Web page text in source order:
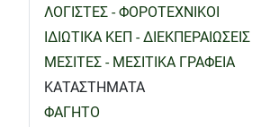
ΛΟΓΙΣΤΕΣ - ΦΟΡΟΤΕΧΝΙΚΟΙ
ΙΔΙΩΤΙΚΑ ΚΕΠ - ΔΙΕΚΠΕΡΑΙΩΣΕΙΣ
ΜΕΣΙΤΕΣ - ΜΕΣΙΤΙΚΑ ΓΡΑΦΕΙΑ
ΚΑΤΑΣΤΗΜΑΤΑ
ΦΑΓΗΤΟ